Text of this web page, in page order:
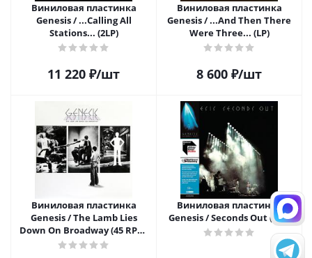
Виниловая пластинка
Genesis / ...Calling All
Stations... (2LP)
11 220 ₽/шт
Виниловая пластинка
Genesis / ...And Then There
Were Three... (LP)
8 600 ₽/шт
Виниловая пластинка
Genesis / The Lamb Lies
Down On Broadway (45 RPM)
(4LP)
Виниловая пластинка
Genesis / Seconds Out (2LP)